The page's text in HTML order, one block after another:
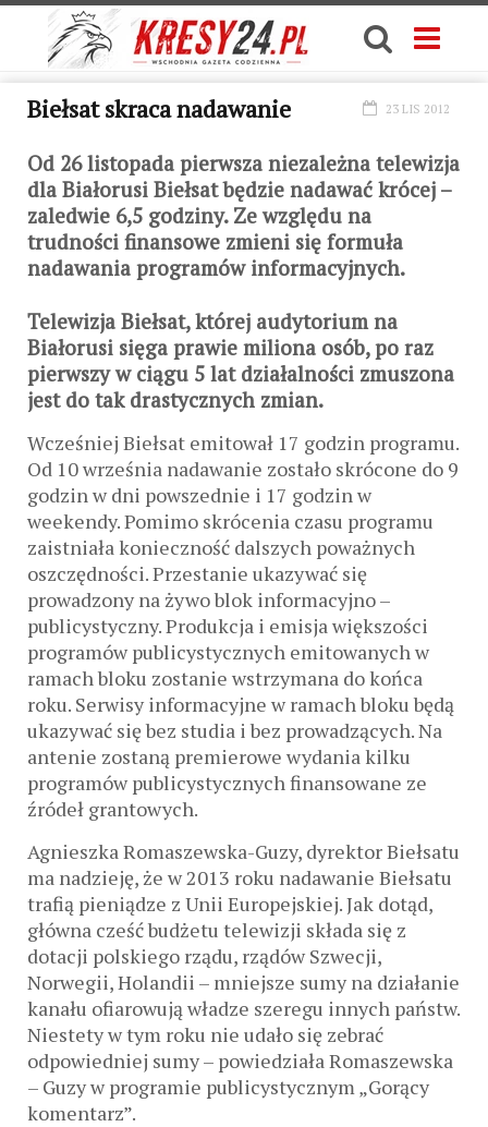
Biełsat skraca nadawanie 23 LIS 2012
Od 26 listopada pierwsza niezależna telewizja
dla Białorusi Biełsat będzie nadawać krócej –
zaledwie 6,5 godziny. Ze względu na
trudności finansowe zmieni się formuła
nadawania programów informacyjnych.
Telewizja Biełsat, której audytorium na
Białorusi sięga prawie miliona osób, po raz
pierwszy w ciągu 5 lat działalności zmuszona
jest do tak drastycznych zmian.
Wcześniej Biełsat emitował 17 godzin programu.
Od 10 września nadawanie zostało skrócone do 9
godzin w dni powszednie i 17 godzin w
weekendy. Pomimo skrócenia czasu programu
zaistniała konieczność dalszych poważnych
oszczędności. Przestanie ukazywać się
prowadzony na żywo blok informacyjno –
publicystyczny. Produkcja i emisja większości
programów publicystycznych emitowanych w
ramach bloku zostanie wstrzymana do końca
roku. Serwisy informacyjne w ramach bloku będą
ukazywać się bez studia i bez prowadzących. Na
antenie zostaną premierowe wydania kilku
programów publicystycznych finansowane ze
źródeł grantowych.
Agnieszka Romaszewska-Guzy, dyrektor Biełsatu
ma nadzieję, że w 2013 roku nadawanie Biełsatu
trafią pieniądze z Unii Europejskiej. Jak dotąd,
główna cześć budżetu telewizji składa się z
dotacji polskiego rządu, rządów Szwecji,
Norwegii, Holandii – mniejsze sumy na działanie
kanału ofiarowują władze szeregu innych państw.
Niestety w tym roku nie udało się zebrać
odpowiedniej sumy – powiedziała Romaszewska
– Guzy w programie publicystycznym „Gorący
komentarz”.